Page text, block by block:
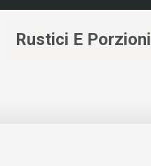
Rustici E Porzioni